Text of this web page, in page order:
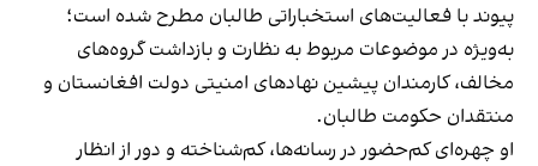
پیوند با فعالیت‌های استخباراتی طالبان مطرح شده است؛
به‌ویژه در موضوعات مربوط به نظارت و بازداشت گروه‌های
مخالف، کارمندان پیشین نهادهای امنیتی دولت افغانستان و
منتقدان حکومت طالبان.
او چهره‌ای کم‌حضور در رسانه‌ها، کم‌شناخته و دور از انظار